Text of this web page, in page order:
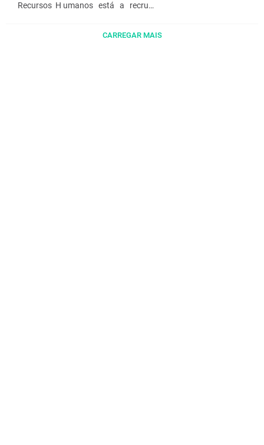
Recursos H umanos está a recru…
CARREGAR MAIS